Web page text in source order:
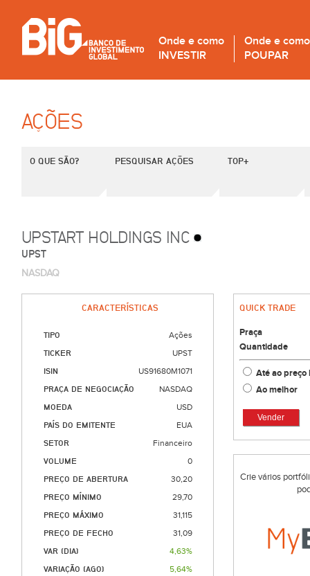
Onde e como
INVESTIR
Onde e como
POUPAR
AÇÕES
O QUE SÃO? PESQUISAR AÇÕES TOP+
UPSTART HOLDINGS INC
UPST
NASDAQ
CARACTERÍSTICAS
TIPO Ações
TICKER UPST
ISIN US91680M1071
PRAÇA DE NEGOCIAÇÃO NASDAQ
MOEDA USD
PAÍS DO EMITENTE EUA
SETOR Financeiro
VOLUME 0
PREÇO DE ABERTURA 30,20
PREÇO MÍNIMO 29,70
PREÇO MÁXIMO 31,115
PREÇO DE FECHO 31,09
VAR (DIA) 4,63%
VARIAÇÃO (AGO) 5,64%
QUICK TRADE
Praça
Quantidade
Até ao
Ao melhor
Vender
Crie vários